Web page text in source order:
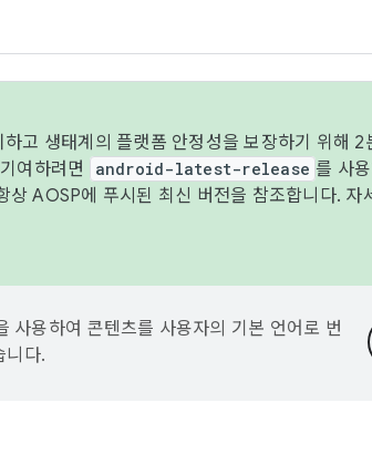
고 생태계의 플랫폼 안정성을 보장하기 위해
여하려면
android-latest-release 를 사
상 AOSP에 푸시된 최신 버전을 참조합니다.
사용하여 콘텐츠를 사용자의 기본 언어로 번
니다.